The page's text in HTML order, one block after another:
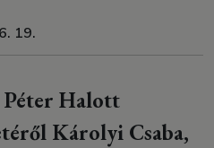
19.
Péter Halott
Károlyi Csaba,